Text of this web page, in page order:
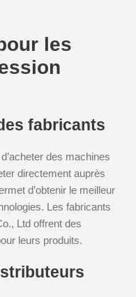
les
fabricants
des machines
directement auprès
d’obtenir le meilleur
Les fabricants
Ltd offrent des
leurs produits.